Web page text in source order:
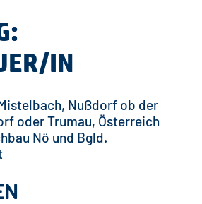
IN
Nußdorf ob der
oder Trumau, Österreich
Nö und Bgld.